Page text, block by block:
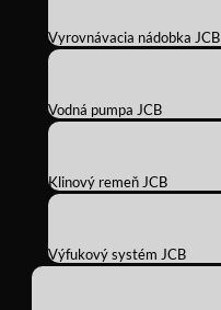
Vyrovnávacia nádobka JCB
Vodná pumpa JCB
Klinový remeň JCB
Výfukový systém JCB